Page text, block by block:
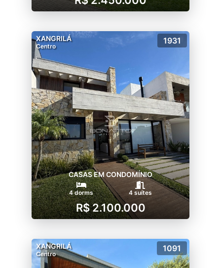
XANGRILÁ
Centro
1931
CASAS EM CONDOMÍNIO
4 dorms 4 suítes
R$ 2.100.000
XANGRILÁ
Centro
1091